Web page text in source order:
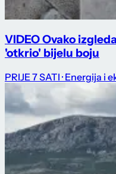
VIDEO Ovako
'otkrio' bijelu boju
PRIJE 7 SATI · Energija i